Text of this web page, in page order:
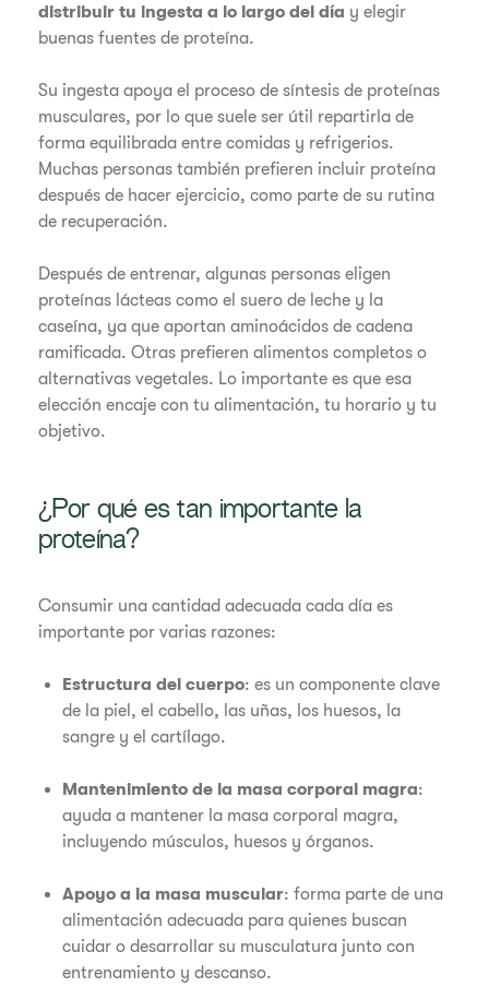
distribuir tu ingesta a lo largo del día y elegir
buenas fuentes de proteína.
Su ingesta apoya el proceso de síntesis de proteínas
musculares, por lo que suele ser útil repartirla de
forma equilibrada entre comidas y refrigerios.
Muchas personas también prefieren incluir proteína
después de hacer ejercicio, como parte de su rutina
de recuperación.
Después de entrenar, algunas personas eligen
proteínas lácteas como el suero de leche y la
caseína, ya que aportan aminoácidos de cadena
ramificada. Otras prefieren alimentos completos o
alternativas vegetales. Lo importante es que esa
elección encaje con tu alimentación, tu horario y tu
objetivo.
¿Por qué es tan importante la
proteína?
Consumir una cantidad adecuada cada día es
importante por varias razones:
Estructura del cuerpo: es un componente clave
de la piel, el cabello, las uñas, los huesos, la
sangre y el cartílago.
Mantenimiento de la masa corporal magra:
ayuda a mantener la masa corporal magra,
incluyendo músculos, huesos y órganos.
Apoyo a la masa muscular: forma parte de una
alimentación adecuada para quienes buscan
cuidar o desarrollar su musculatura junto con
entrenamiento y descanso.